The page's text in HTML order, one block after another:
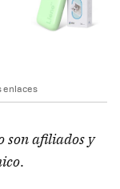
enlaces
son afiliados y
.